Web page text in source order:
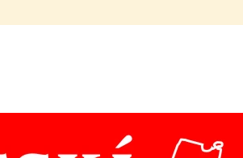
HLEDAT